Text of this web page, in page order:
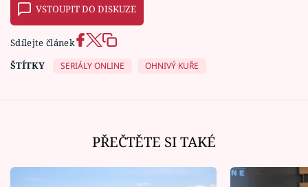
VSTOUPIT DO DISKUZE
Sdílejte článek
ŠTÍTKY
SERIÁLY ONLINE OHNIVÝ KUŘE
PŘEČTĚTE SI TAKÉ